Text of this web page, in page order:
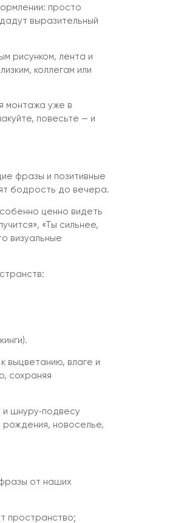
просто
выразительный
рисунком, лента и
коллегам или
монтажа уже в
повесьте — и
фразы и позитивные
бодрость до вечера.
ценно видеть
«Ты сильнее,
визуальные
выцветанию, влаге и
сохраняя
и шнуру‑подвесу
новоселье,
от наших
пространство;